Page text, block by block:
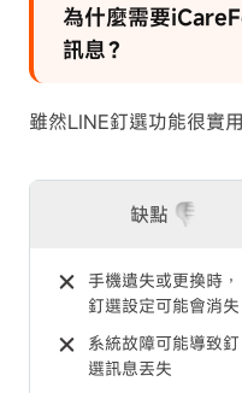
為什麼需要
訊息？
雖然LINE釘選功能很實
缺點
手機遺失或更換時，
釘選設定可能會消失
系統故障可能導致釘
選訊息丟失